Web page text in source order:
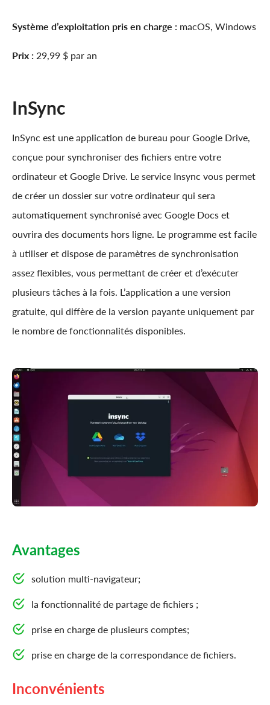
Système d’exploitation pris en charge : macOS, Windows
Prix : 29,99 $ par an
InSync
InSync est une application de bureau pour Google Drive,
conçue pour synchroniser des fichiers entre votre
ordinateur et Google Drive. Le service Insync vous permet
de créer un dossier sur votre ordinateur qui sera
automatiquement synchronisé avec Google Docs et
ouvrira des documents hors ligne. Le programme est facile
à utiliser et dispose de paramètres de synchronisation
assez flexibles, vous permettant de créer et d’exécuter
plusieurs tâches à la fois. L’application a une version
gratuite, qui diffère de la version payante uniquement par
le nombre de fonctionnalités disponibles.
Avantages
solution multi-navigateur;
la fonctionnalité de partage de fichiers ;
prise en charge de plusieurs comptes;
prise en charge de la correspondance de fichiers.
Inconvénients